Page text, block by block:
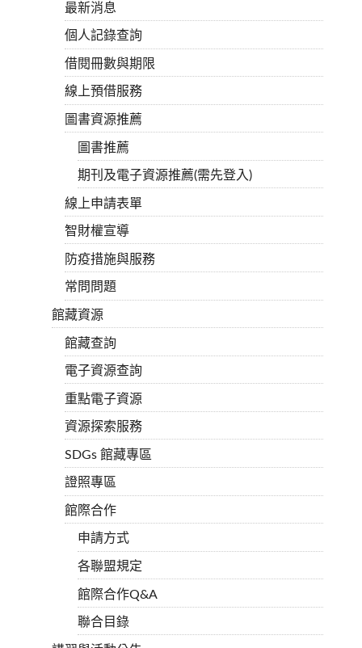
最新消息
個人記錄查詢
借閱冊數與期限
線上預借服務
圖書資源推薦
圖書推薦
期刊及電子資源推薦(需先登入)
線上申請表單
智財權宣導
防疫措施與服務
常問問題
館藏資源
館藏查詢
電子資源查詢
重點電子資源
資源探索服務
SDGs 館藏專區
證照專區
館際合作
申請方式
各聯盟規定
館際合作Q&A
聯合目錄